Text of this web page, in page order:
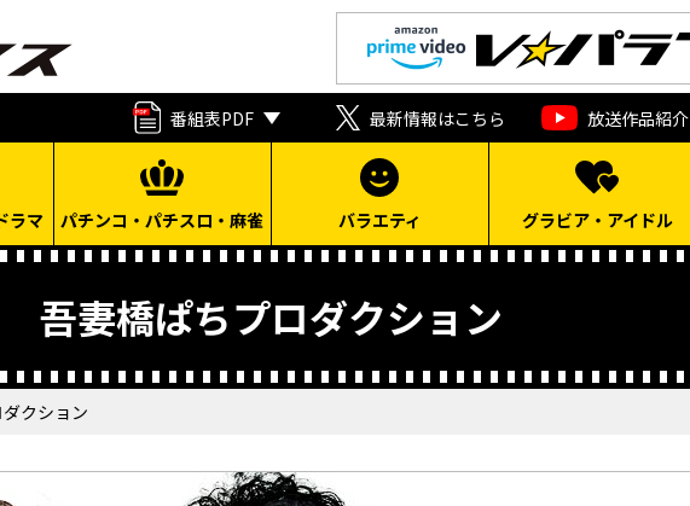
番組表PDF 最新情報はこちら 放送作品紹介
ラマ パチンコ・パチスロ・麻雀 バラエティ グラビア・アイドル
吾妻橋ぱちプロダクション
クション